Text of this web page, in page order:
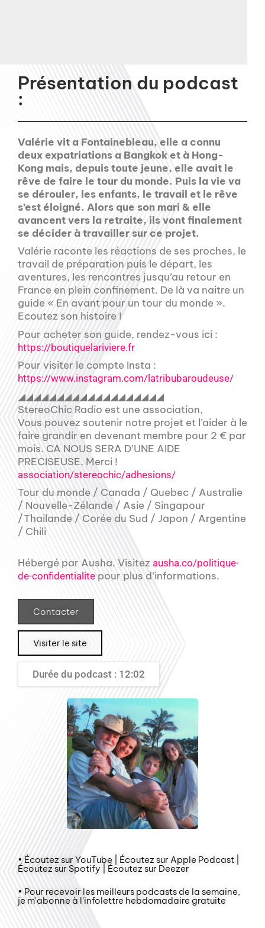
Présentation du podcast
:
Valérie vit a Fontainebleau, elle a connu
deux expatriations a Bangkok et à Hong-
Kong mais, depuis toute jeune, elle avait le
rêve de faire le tour du monde. Puis la vie va
se dérouler, les enfants, le travail et le rêve
s’est éloigné. Alors que son mari & elle
avancent vers la retraite, ils vont finalement
se décider à travailler sur ce projet.
Valérie raconte les réactions de ses proches, le
travail de préparation puis le départ, les
aventures, les rencontres jusqu’au retour en
France en plein confinement. De là va naitre un
guide « En avant pour un tour du monde ».
Ecoutez son histoire !
Pour acheter son guide, rendez-vous ici :
https://boutiquelariviere.fr
Pour visiter le compte Insta :
https://www.instagram.com/latribubaroudeuse/
◢◢◢◢◢◢◢◢◢◢◢◢◢◢◢◢◢◢◢
StereoChic Radio est une association,
Vous pouvez soutenir notre projet et l’aider à le
faire grandir en devenant membre pour 2 € par
mois. CA NOUS SERA D’UNE AIDE
PRECISEUSE. Merci !
association/stereochic/adhesions/
Tour du monde / Canada / Quebec / Australie
/ Nouvelle-Zélande / Asie / Singapour
/Thailande / Corée du Sud / Japon / Argentine
/ Chili
Hébergé par Ausha. Visitez ausha.co/politique-
de-confidentialite pour plus d’informations.
Contacter
Visiter le site
Durée du podcast : 12:02
• Écoutez sur YouTube | Écoutez sur Apple Podcast |
Écoutez sur Spotify | Écoutez sur Deezer
• Pour recevoir les meilleurs podcasts de la semaine,
je m'abonne à l'infolettre hebdomadaire gratuite